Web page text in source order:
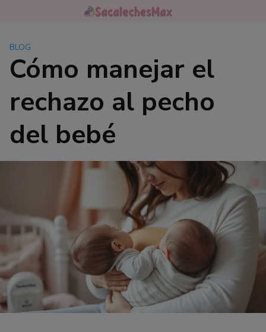
BLOG
Cómo manejar el
rechazo al pecho
del bebé